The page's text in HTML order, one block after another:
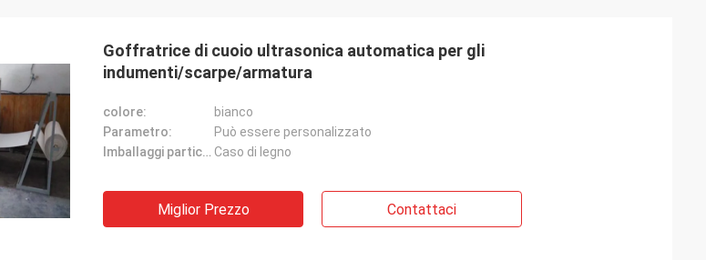
Goffratrice di cuoio ultrasonica automatica per gli
indumenti/scarpe/armatura
colore:
bianco
Parametro:
Può essere personalizzato
Imballaggi particolari: Caso di legno
Miglior Prezzo Contattaci